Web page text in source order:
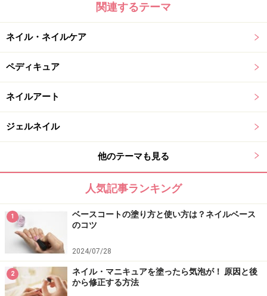
関連するテーマ
ネイル・ネイルケア
ペディキュア
ネイルアート
ジェルネイル
他のテーマも見る
人気記事ランキング
1
ベースコートの塗り方と使い方は？ネイルベース
のコツ
2024/07/28
2
ネイル・マニキュアを塗ったら気泡が！ 原因と後
から修正する方法